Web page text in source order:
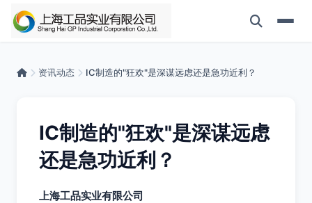
资讯动态 IC制造的"狂欢"是深谋远虑还是急功近利？
IC制造的"狂欢"是深谋远虑
还是急功近利？
上海工品实业有限公司